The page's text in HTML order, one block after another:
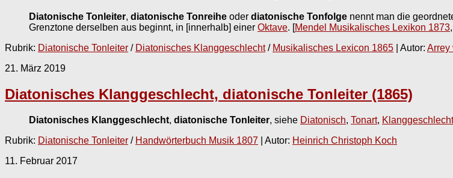
Diatonische Tonleiter, diatonische Tonreihe oder diatonische Tonfolge nennt man die
Grenztone derselben aus beginnt, in [innerhalb] einer Oktave. [Mendel Musikalisches Lexikon 1873
Rubrik: Diatonische Tonleiter / Diatonisches Klanggeschlecht/ Musikalisches Lexicon 1865 | Autor: Arrey
21. März 2019
Diatonisches Klanggeschlecht, diatonische Tonleiter (1865)
Diatonisches Klanggeschlecht, diatonische Tonleiter, siehe Diatonisch, Tonart, Klanggeschlecht
Rubrik: Diatonische Tonleiter / Handwörterbuch Musik 1807 | Autor: Heinrich Christoph Koch
11. Februar 2017